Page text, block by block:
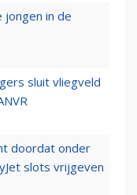
jongen in de
sluit vliegveld
doordat onder
slots vrijgeven